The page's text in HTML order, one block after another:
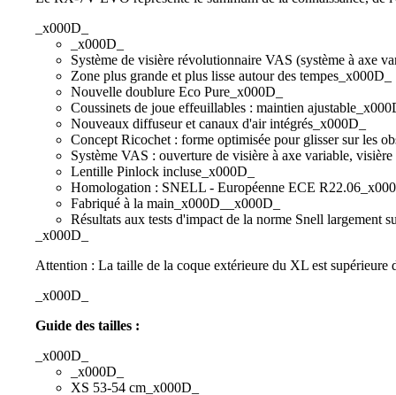
_x000D_
_x000D_
Système de visière révolutionnaire VAS (système à axe
Zone plus grande et plus lisse autour des tempes_x000D_
Nouvelle doublure Eco Pure_x000D_
Coussinets de joue effeuillables : maintien
Nouveaux diffuseur et canaux d'air intégrés_x000D_
Concept Ricochet : forme optimisée pour glisser sur les
Système VAS : ouverture de visière à axe variable,
Lentille Pinlock incluse_x000D_
Homologation : SNELL - Européenne ECE
Fabriqué à la main_x000D__x000D_
Résultats aux tests d'impact de la norme Snell largement
_x000D_
Attention : La taille de la coque extérieure du XL est supérieure
_x000D_
Guide des tailles :
_x000D_
_x000D_
XS 53-54 cm_x000D_